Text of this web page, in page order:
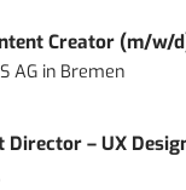
Creator (m/w/
AG in Bremen
Director – UX